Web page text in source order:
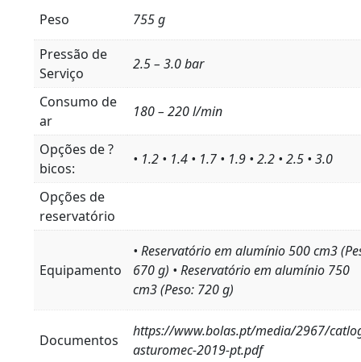
Peso
755 g
Pressão de
Serviço
2.5 – 3.0 bar
Consumo de
ar
180 – 220 l/min
Opções de ?
bicos:
• 1.2 • 1.4 • 1.7 • 1.9 • 2.2 • 2.5 • 3.0
Opções de
reservatório
Equipamento
• Reservatório em alumínio 500 cm3
670 g) • Reservatório em alumínio 750
cm3 (Peso: 720 g)
Documentos
https://www.bolas.pt/media/2967/
asturomec-2019-pt.pdf